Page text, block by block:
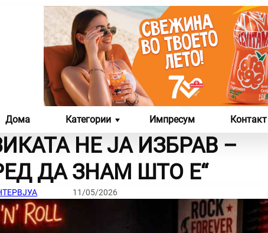
Дома Категории
ЛИКОВНА И ФОТО
УМЕТНОСТ
ЛИКОВНИ ДЕЛА
Импресум Контакт
НЕ ЈА ИЗБРАВ –
ДА ЗНАМ ШТО Е“
11/05/2026